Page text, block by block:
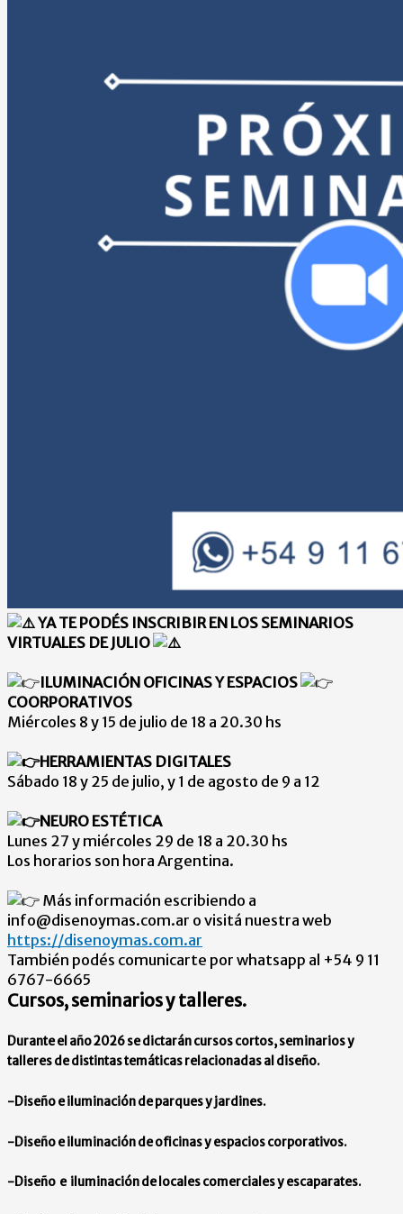
YA TE PODÉS INSCRIBIR EN LOS SEMINARIOS
VIRTUALES DE JULIO
ILUMINACIÓN OFICINAS Y ESPACIOS
COORPORATIVOS
Miércoles 8 y 15 de julio de 18 a 20.30 hs
HERRAMIENTAS DIGITALES
Sábado 18 y 25 de julio, y 1 de agosto de 9 a 12
NEURO ESTÉTICA
Lunes 27 y miércoles 29 de 18 a 20.30 hs
Los horarios son hora Argentina.
Más información escribiendo a
info@disenoymas.com.ar o visitá nuestra web
https://disenoymas.com.ar
También podés comunicarte por whatsapp al +54 9 11
6767-6665
Cursos, seminarios y talleres.
Durante el año 2026 se dictarán cursos cortos, seminarios y
talleres de distintas temáticas relacionadas al diseño.
-Diseño e iluminación de parques y jardines.
-Diseño e iluminación de oficinas y espacios corporativos.
-Diseño e iluminación de locales comerciales y escaparates.